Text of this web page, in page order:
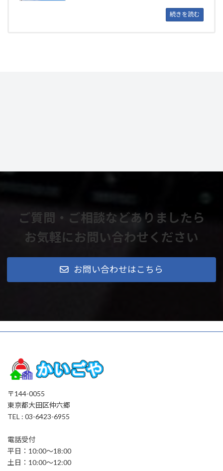
続きを読む
ご質問・ご相談などありましたら
お気軽にお問い合わせください
お問い合わせはこちら
〒144-0055
東京都大田区仲六郷
TEL : 03-6423-6955
電話受付
平日：10:00～18:00
土日：10:00～12:00